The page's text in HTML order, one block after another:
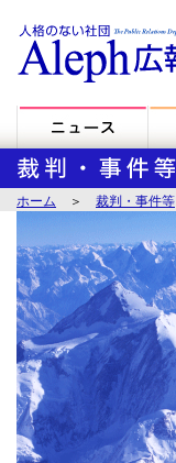
ホーム ＞ 裁判・事件等